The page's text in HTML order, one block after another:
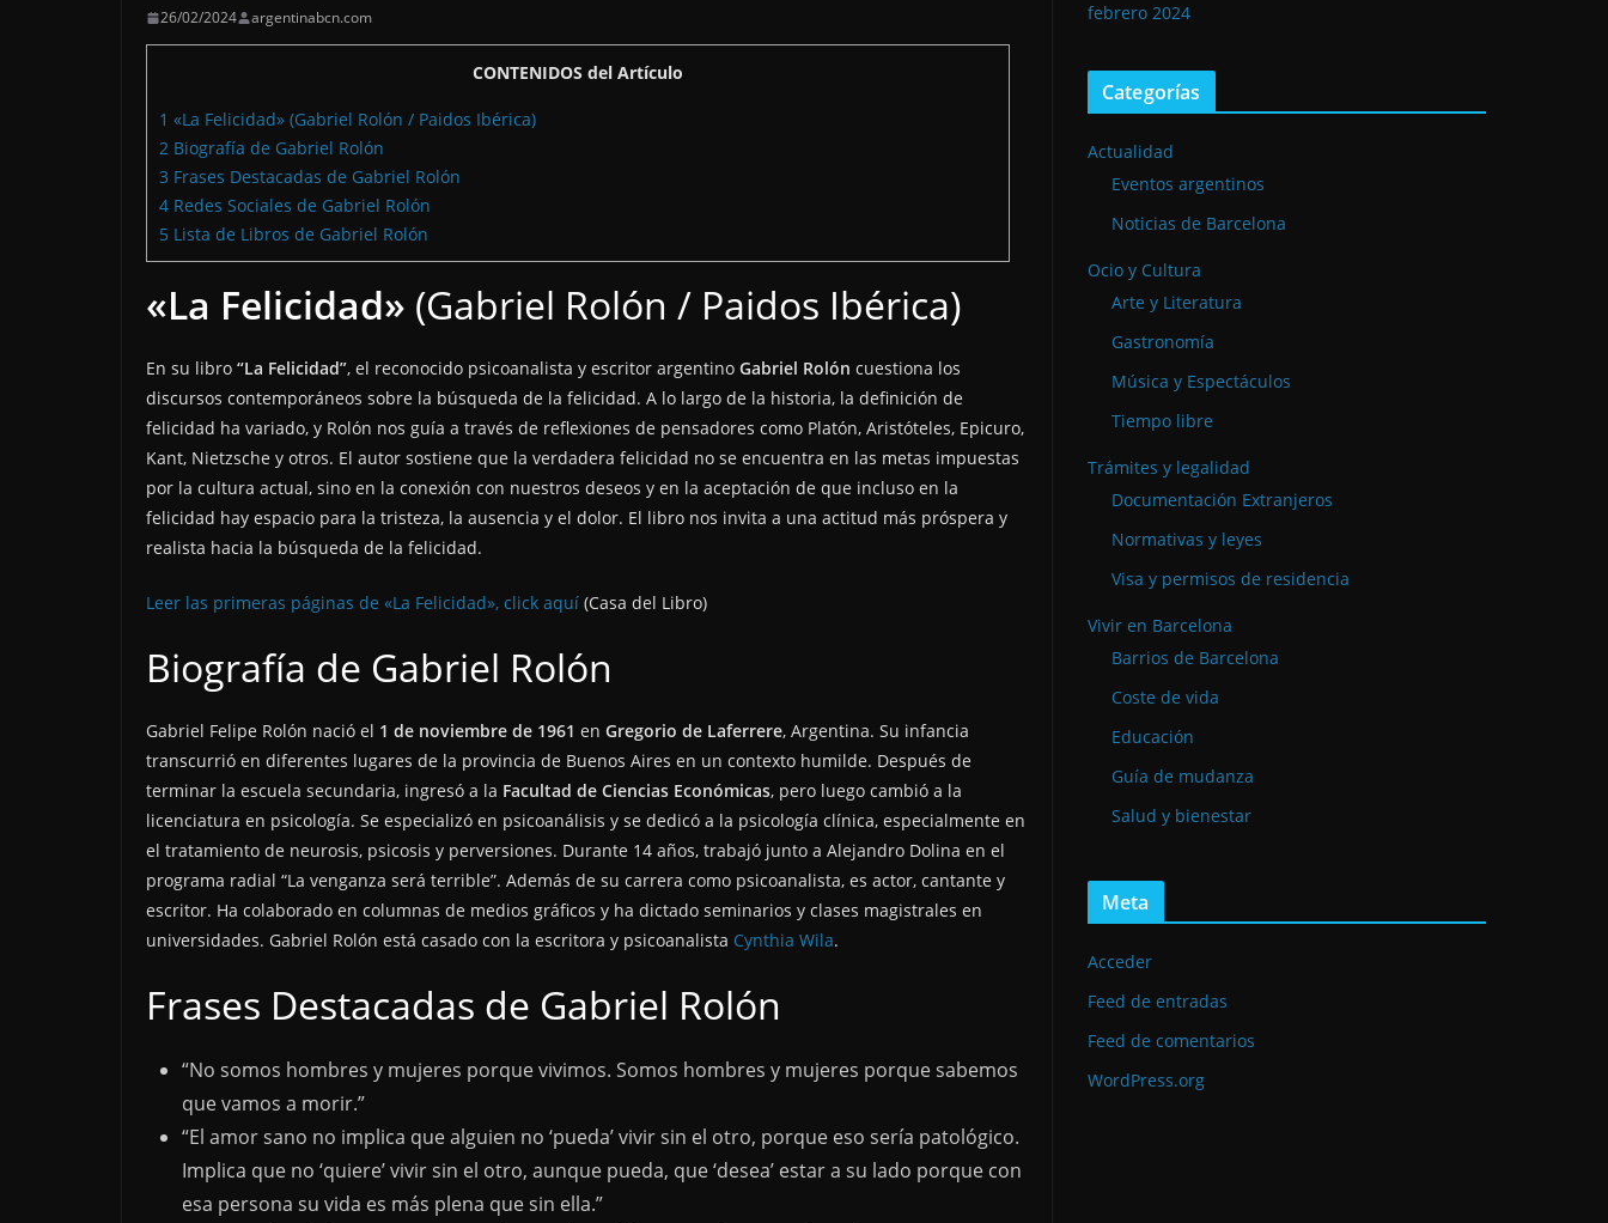
26/02/2024 argentinabcn.com
CONTENIDOS del Artículo
1 «La Felicidad» (Gabriel Rolón / Paidos Ibérica)
2 Biografía de Gabriel Rolón
3 Frases Destacadas de Gabriel Rolón
4 Redes Sociales de Gabriel Rolón
5 Lista de Libros de Gabriel Rolón
«La Felicidad» (Gabriel Rolón / Paidos Ibérica)
En su libro “La Felicidad”, el reconocido psicoanalista y escritor argentino Gabriel Rolón cuestiona los
discursos contemporáneos sobre la búsqueda de la felicidad. A lo largo de la historia, la definición de
felicidad ha variado, y Rolón nos guía a través de reflexiones de pensadores como Platón, Aristóteles, Epicuro,
Kant, Nietzsche y otros. El autor sostiene que la verdadera felicidad no se encuentra en las metas impuestas
por la cultura actual, sino en la conexión con nuestros deseos y en la aceptación de que incluso en la
felicidad hay espacio para la tristeza, la ausencia y el dolor. El libro nos invita a una actitud más próspera y
realista hacia la búsqueda de la felicidad.
Leer las primeras páginas de «La Felicidad», click aquí (Casa del Libro)
Biografía de Gabriel Rolón
Gabriel Felipe Rolón nació el 1 de noviembre de 1961 en Gregorio de Laferrere, Argentina. Su infancia
transcurrió en diferentes lugares de la provincia de Buenos Aires en un contexto humilde. Después de
terminar la escuela secundaria, ingresó a la Facultad de Ciencias Económicas, pero luego cambió a la
licenciatura en psicología. Se especializó en psicoanálisis y se dedicó a la psicología clínica, especialmente en
el tratamiento de neurosis, psicosis y perversiones. Durante 14 años, trabajó junto a Alejandro Dolina en el
programa radial “La venganza será terrible”. Además de su carrera como psicoanalista, es actor, cantante y
escritor. Ha colaborado en columnas de medios gráficos y ha dictado seminarios y clases magistrales en
universidades. Gabriel Rolón está casado con la escritora y psicoanalista Cynthia Wila.
Frases Destacadas de Gabriel Rolón
“No somos hombres y mujeres porque vivimos. Somos hombres y mujeres porque sabemos
que vamos a morir.”
“El amor sano no implica que alguien no ‘pueda’ vivir sin el otro, porque eso sería patológico.
Implica que no ‘quiere’ vivir sin el otro, aunque pueda, que ‘desea’ estar a su lado porque con
esa persona su vida es más plena que sin ella.”
febrero 2024
Categorías
Actualidad
Eventos argentinos
Noticias de Barcelona
Ocio y Cultura
Arte y Literatura
Gastronomía
Música y Espectáculos
Tiempo libre
Trámites y legalidad
Documentación Extranjeros
Normativas y leyes
Visa y permisos de residencia
Vivir en Barcelona
Barrios de Barcelona
Coste de vida
Educación
Guía de mudanza
Salud y bienestar
Meta
Acceder
Feed de entradas
Feed de comentarios
WordPress.org